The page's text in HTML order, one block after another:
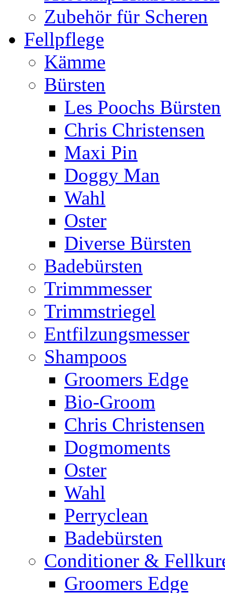
Zubehör für Scheren
Fellpflege
Kämme
Bürsten
Les Poochs Bürsten
Chris Christensen
Maxi Pin
Doggy Man
Wahl
Oster
Diverse Bürsten
Badebürsten
Trimmmesser
Trimmstriegel
Entfilzungsmesser
Shampoos
Groomers Edge
Bio-Groom
Chris Christensen
Dogmoments
Oster
Wahl
Perryclean
Badebürsten
Conditioner &
Groomers Edge